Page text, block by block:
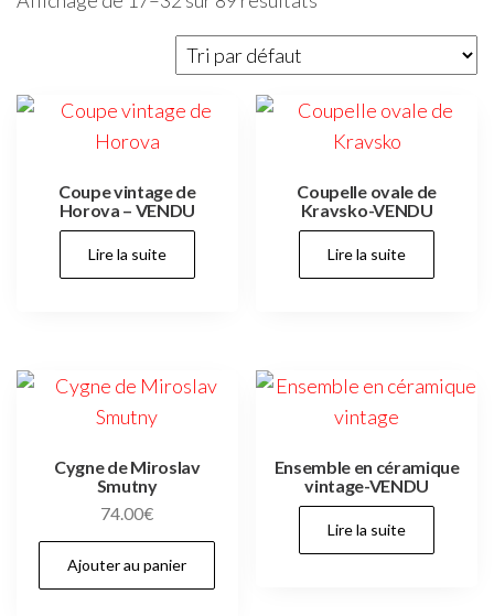
Coupe vintage de
Horova – VENDU
Lire la suite
Coupelle ovale de
Kravsko-VENDU
Lire la suite
Cygne de Miroslav
Smutny
74.00€
Ajouter au panier
Ensemble en céramique
vintage-VENDU
Lire la suite